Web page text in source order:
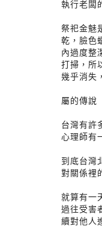
執行老闆
祭祀金魅
乾，臉色
內過度整
打掃，所
幾乎消失
屬的傳說
台灣有許
心理師有
到底台灣
對關係裡
就算有一
過往受害
續對他人